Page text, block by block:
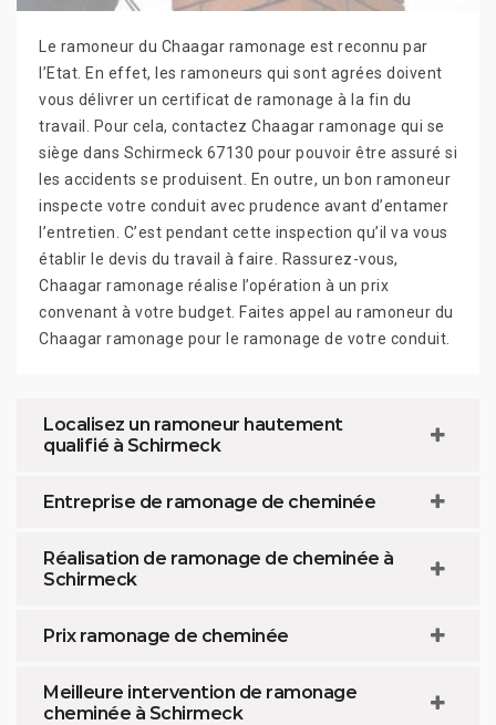
Le ramoneur du Chaagar ramonage est reconnu par
l’Etat. En effet, les ramoneurs qui sont agrées doivent
vous délivrer un certificat de ramonage à la fin du
travail. Pour cela, contactez Chaagar ramonage qui se
siège dans Schirmeck 67130 pour pouvoir être assuré si
les accidents se produisent. En outre, un bon ramoneur
inspecte votre conduit avec prudence avant d’entamer
l’entretien. C’est pendant cette inspection qu’il va vous
établir le devis du travail à faire. Rassurez-vous,
Chaagar ramonage réalise l’opération à un prix
convenant à votre budget. Faites appel au ramoneur du
Chaagar ramonage pour le ramonage de votre conduit.
Localisez un ramoneur hautement
qualifié à Schirmeck
Entreprise de ramonage de cheminée
Réalisation de ramonage de cheminée à
Schirmeck
Prix ramonage de cheminée
Meilleure intervention de ramonage
cheminée à Schirmeck